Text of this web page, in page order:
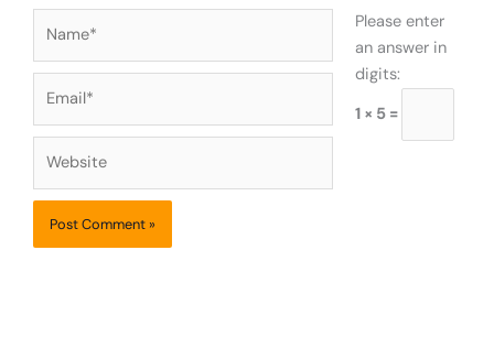
Please enter
an answer in
digits:
1 × 5 =